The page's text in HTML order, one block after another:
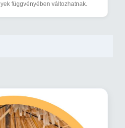
függvényében változhatnak.